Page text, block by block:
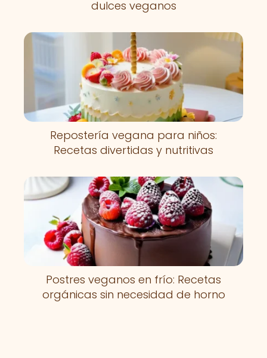
dulces veganos
Repostería vegana para niños:
Recetas divertidas y nutritivas
Postres veganos en frío: Recetas
orgánicas sin necesidad de horno